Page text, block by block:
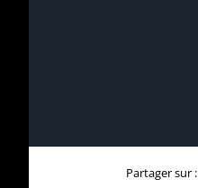
Partager sur :